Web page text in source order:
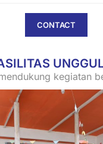
CONTACT
kegiatan